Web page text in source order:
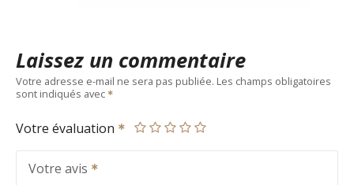
Laissez un commentaire
Votre adresse e-mail ne sera pas publiée. Les champs obligatoires
sont indiqués avec
Votre évaluation
Votre avis